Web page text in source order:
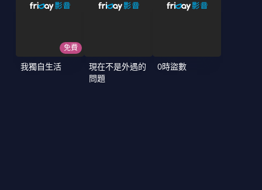
免費
我獨自生活
現在不是外遇的
問題
0時盜數